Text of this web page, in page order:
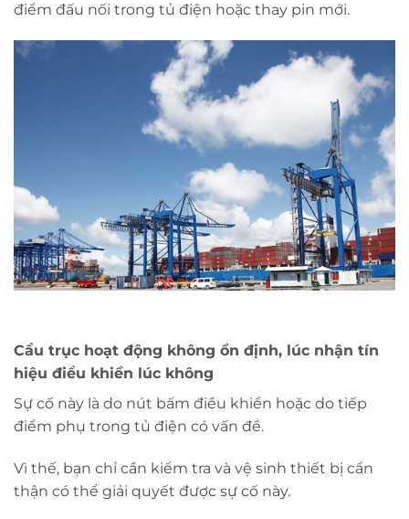
điểm đấu nối trong tủ điện hoặc thay pin mới.
Cầu trục hoạt động không ổn định, lúc nhận tín
hiệu điều khiển lúc không
Sự cố này là do nút bấm điều khiển hoặc do tiếp
điểm phụ trong tủ điện có vấn đề.
Vì thế, bạn chỉ cần kiểm tra và vệ sinh thiết bị cẩn
thận có thể giải quyết được sự cố này.